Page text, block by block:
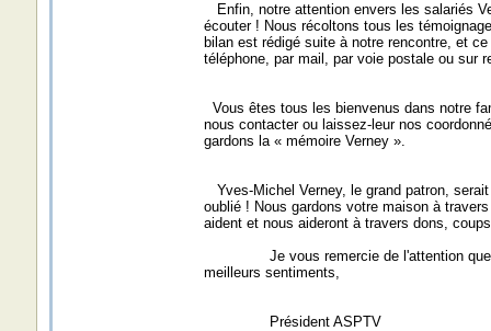
Enfin, notre attention envers les salariés
écouter ! Nous récoltons tous les
bilan est rédigé suite à notre rencontre, et
téléphone, par mail, par voie postale ou sur
Vous êtes tous les bienvenus dans notre
nous contacter ou laissez-leur nos
gardons la « mémoire Verney ».
Yves-Michel Verney, le grand patron,
oublié ! Nous gardons votre maison à
aident et nous aideront à travers dons,
Je vous remercie de l'attention que
meilleurs sentiments,
Président ASPTV